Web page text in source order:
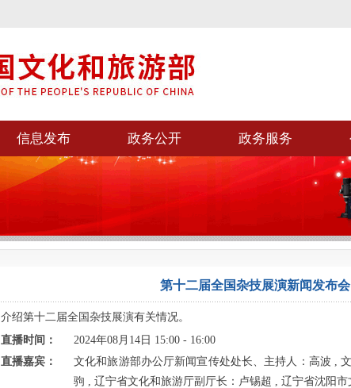
信息发布 政务公开 政务服务
第十二届全国杂技展演新闻发布会
介绍第十二届全国杂技展演有关情况。
直播时间：
2024年08月14日 15:00 - 16:00
直播嘉宾：
文化和旅游部办公厅新闻宣传处处长、主持人：高波 ,
驹 , 辽宁省文化和旅游厅副厅长：卢锡超 , 辽宁省沈阳